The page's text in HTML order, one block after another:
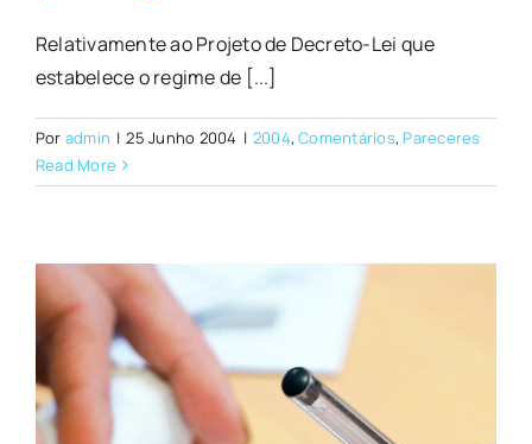
Relativamente ao Projeto de Decreto-Lei que
estabelece o regime de [...]
Por admin | 25 Junho 2004 | 2004,Comentários, Pareceres
Read More